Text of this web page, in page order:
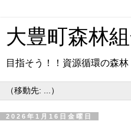
大豊町森林
目指そう！！資源循環の森林
2026年1月16日金曜日